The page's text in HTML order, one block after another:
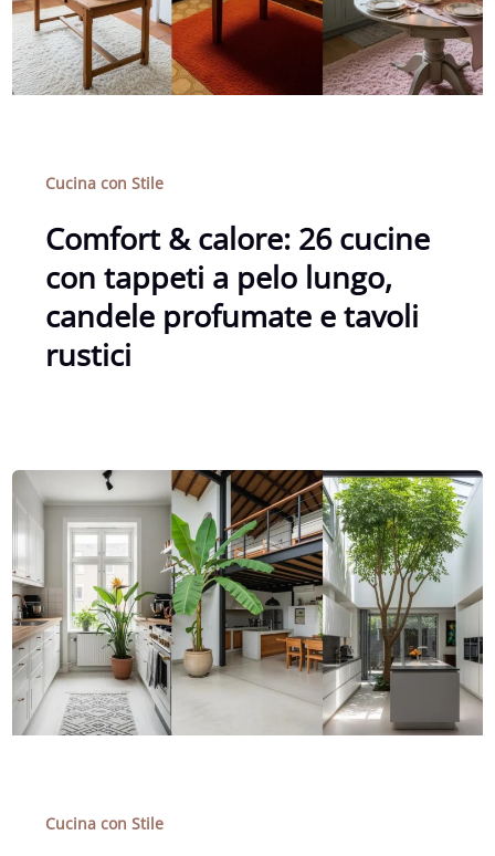
Cucina con Stile
Comfort & calore: 26 cucine
con tappeti a pelo lungo,
candele profumate e tavoli
rustici
Cucina con Stile